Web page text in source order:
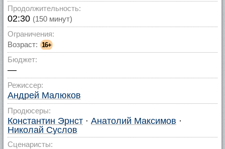
Продолжительность:
02:30 (150 минут)
Ограничения:
Возраст: 16+
Бюджет:
—
Режиссер:
Андрей Малюков
Продюсеры:
Константин Эрнст · Анатолий Максимов ·
Николай Суслов
Сценаристы: